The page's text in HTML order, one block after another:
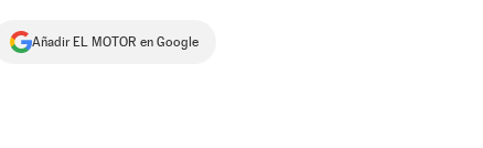
Añadir EL MOTOR en Google